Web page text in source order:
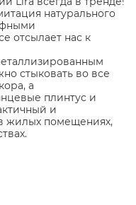
натурального
отсылает нас к
стыковать во все
а
плинтус и
и
жилых помещениях,